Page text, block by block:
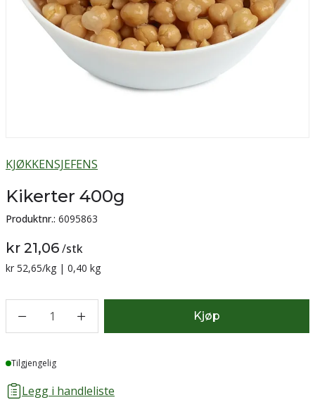
KJØKKENSJEFENS
Kikerter 400g
Produktnr.: 6095863
kr 21,06/stk
Sammenligning pris:
kr 52,65/kg | 0,40 kg
1 Kjøp
Lager
Tilgjengelig
Legg i handleliste